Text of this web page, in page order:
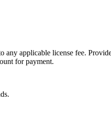
applicable license fee.
for payment.